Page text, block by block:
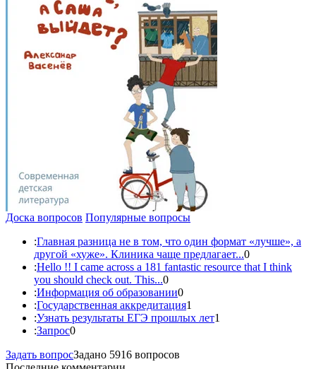
Доска вопросов Популярные вопросы
:Главная разница не в том, что один формат «лучше», а
другой «хуже». Клиника чаще предлагает...0
:Hello !! I came across a 181 fantastic resource that I think
you should check out. This...0
:Информация об образовании0
:Государственная аккредитация1
:Узнать результаты ЕГЭ прошлых лет1
:Запрос0
Задать вопросЗадано 5916 вопросов